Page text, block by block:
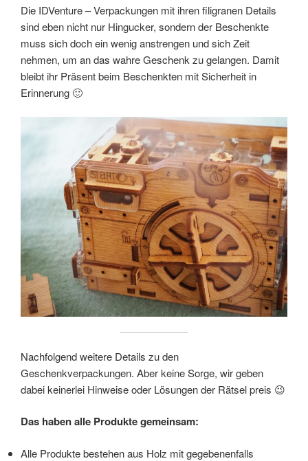
Die IDVenture – Verpackungen mit ihren filigranen Details
sind eben nicht nur Hingucker, sondern der Beschenkte
muss sich doch ein wenig anstrengen und sich Zeit
nehmen, um an das wahre Geschenk zu gelangen. Damit
bleibt ihr Präsent beim Beschenkten mit Sicherheit in
Erinnerung 🙂
Nachfolgend weitere Details zu den
Geschenkverpackungen. Aber keine Sorge, wir geben
dabei keinerlei Hinweise oder Lösungen der Rätsel preis 😉
Das haben alle Produkte gemeinsam:
Alle Produkte bestehen aus Holz mit gegebenenfalls